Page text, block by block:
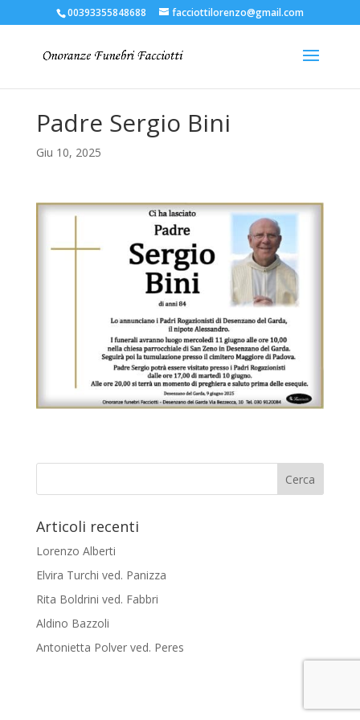
00393355848688 facciottilorenzo@gmail.com
Padre Sergio Bini
Giu 10, 2025
Articoli recenti
Lorenzo Alberti
Elvira Turchi ved. Panizza
Rita Boldrini ved. Fabbri
Aldino Bazzoli
Antonietta Polver ved. Peres